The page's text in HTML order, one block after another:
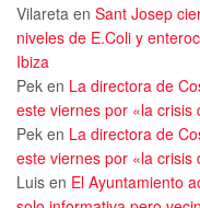
Vilareta en Sant Josep
niveles de E.Coli y
Ibiza
Pek en La directora de
este viernes por «la
Pek en La directora de
este viernes por «la
Luis en El Ayuntamiento